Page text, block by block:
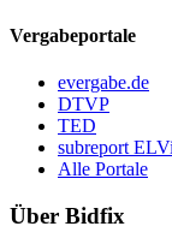
Vergabeportale
evergabe.de
DTVP
TED
subreport
Alle Portale
Über Bidfix